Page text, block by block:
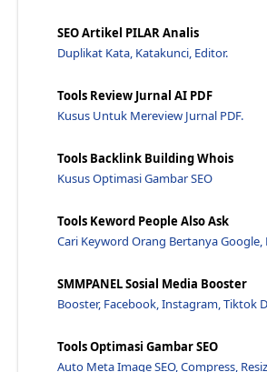
Apa Yang Dimaksud Dengan Ctr Dan Cta?
Berapa Nilai Ctr Yang Baik? - Jawaraspeed
Keyword Pada Google Ads Memiliki Jenis
Jelaskan Apa Yang Dimaksud Dengan
Bagaimana Jika Pin Adsense Tidak
Cara Mengambil Surat Google Adsense Di
Kapan Pin Adsense Youtube Dikirim -
Pembayaran Google Adsense Lewat Apa?
Apa Saja Yang Bisa Di Google Adsense? -
SEO Artikel PILAR Analis
Duplikat Kata, Katakunci, Editor.
Tools Review Jurnal AI PDF
Kusus Untuk Mereview Jurnal PDF.
Tools Backlink Building Whois
Kusus Optimasi Gambar SEO
Tools Keword People Also Ask
Cari Keyword Orang Bertanya Google,
SMMPANEL Sosial Media Booster
Booster, Facebook, Instagram, Tiktok
Tools Optimasi Gambar SEO
Auto Meta Image SEO, Compress,